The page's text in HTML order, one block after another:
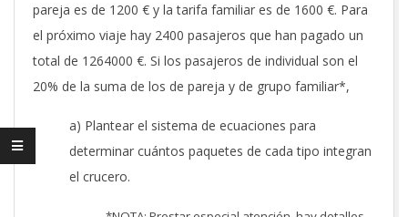
pareja es de 1200 € y la tarifa familiar es de 1600 €. Para
el próximo viaje hay 2400 pasajeros que han pagado un
total de 1264000 €. Si los pasajeros de individual son el
20% de la suma de los de pareja y de grupo familiar*,
a) Plantear el sistema de ecuaciones para
determinar cuántos paquetes de cada tipo integran
el crucero.